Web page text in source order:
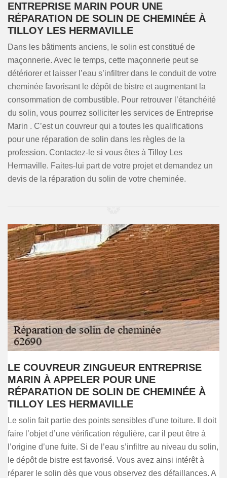
ENTREPRISE MARIN POUR UNE
RÉPARATION DE SOLIN DE CHEMINÉE À
TILLOY LES HERMAVILLE
Dans les bâtiments anciens, le solin est constitué de
maçonnerie. Avec le temps, cette maçonnerie peut se
détériorer et laisser l’eau s’infiltrer dans le conduit de votre
cheminée favorisant le dépôt de bistre et augmentant la
consommation de combustible. Pour retrouver l’étanchéité
du solin, vous pourrez solliciter les services de Entreprise
Marin . C’est un couvreur qui a toutes les qualifications
pour une réparation de solin dans les règles de la
profession. Contactez-le si vous êtes à Tilloy Les
Hermaville. Faites-lui part de votre projet et demandez un
devis de la réparation du solin de votre cheminée.
LE COUVREUR ZINGUEUR ENTREPRISE
MARIN À APPELER POUR UNE
RÉPARATION DE SOLIN DE CHEMINÉE À
TILLOY LES HERMAVILLE
Le solin fait partie des points sensibles d’une toiture. Il doit
faire l’objet d’une vérification régulière, car il peut être à
l’origine d’une fuite. Si de l’eau s’infiltre au niveau du solin,
le dépôt de bistre est favorisé. Vous avez ainsi intérêt à
réparer le solin dès que vous observez des défaillances. A